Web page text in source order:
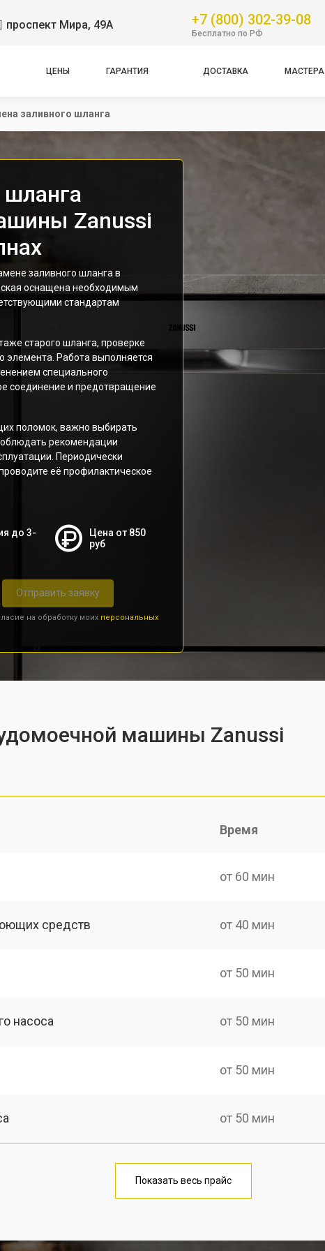
проспект Мира, 49А +7 (800) 302-39-08
Бесплатно по РФ
ЦЕНЫ ГАРАНТИЯ ДОСТАВКА МАСТЕРА
заливного шланга
шланга
Zanussi
заливного шланга в
оснащена необходимым
стандартам
старого шланга, проверке
элемента. Работа выполняется
специального
соединение и предотвращение
поломок, важно выбирать
рекомендации
Периодически
её профилактическое
до 3-
Цена от 850
руб
Отправить заявку
на обработку моих персональных
машины Zanussi
Время
от 60 мин
средств от 40 мин
от 50 мин
насоса от 50 мин
от 50 мин
от 50 мин
от 100 мин
Показать весь прайс